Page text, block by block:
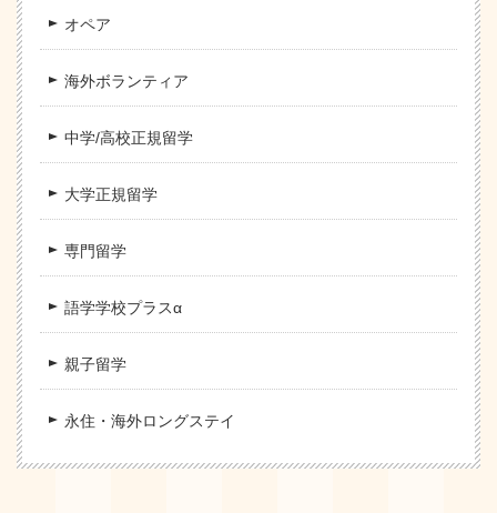
オペア
海外ボランティア
中学/高校正規留学
大学正規留学
専門留学
語学学校プラスα
親子留学
永住・海外ロングステイ